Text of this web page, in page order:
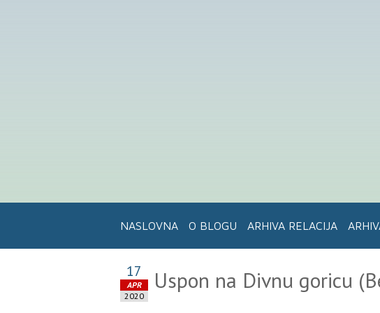
NASLOVNA O BLOGU ARHIVA RELACIJA
17
APR
2020
Uspon na Divnu goricu